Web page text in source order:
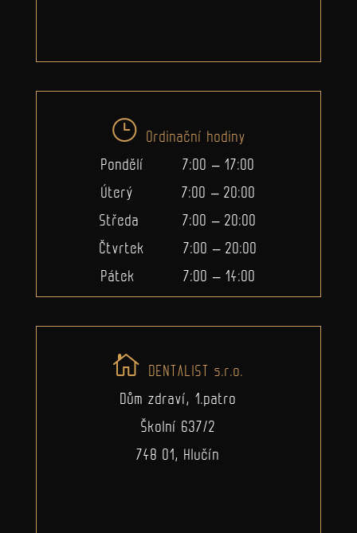
Ordinační hodiny
Pondělí 7:00 – 17:00
Úterý 7:00 – 20:00
Středa 7:00 – 20:00
Čtvrtek 7:00 – 20:00
Pátek 7:00 – 14:00
DENTALIST s.r.o.
Dům zdraví, 1.patro
Školní 637/2
748 01, Hlučín